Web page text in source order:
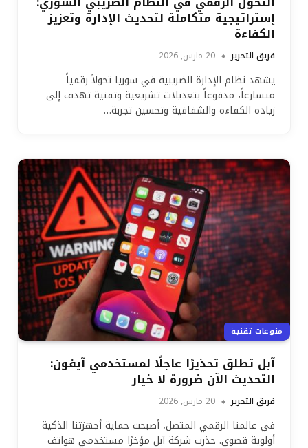
إستراتيجية متكاملة لتحديث الإدارة وتعزيز
الكفاءة
فريق التحرير 20 مارس, 2026
يشهد نظام الإدارة الضريبية في سوريا تحولاً رقمياً
متسارعاً، مدفوعاً بتعديلات تشريعية وتقنية تهدف إلى
زيادة الكفاءة والشفافية وتحسين تجربة…
منوعات تقنية
آبل تطلق تحذيرًا عاجلًا لمستخدمي آيفون:
التحديث الآن ضرورة لا خيار
فريق التحرير 20 مارس, 2026
في عالمنا الرقمي المتصل، أصبحت حماية أجهزتنا الذكية
أولوية قصوى. حذرت شركة آبل مؤخرًا مستخدمي هواتف